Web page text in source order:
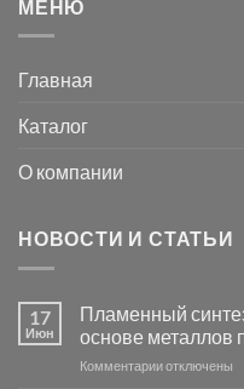
МЕНЮ
Главная
Каталог
О компании
НОВОСТИ И СТАТЬИ
17
Июн
Пламенный
основе металлов
Комментариикотключены